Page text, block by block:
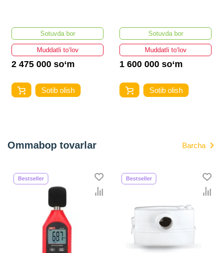
Sotuvda bor
Muddatli to‘lov
2 475 000 so‘m
Sotib olish
Sotuvda bor
Muddatli to‘lov
1 600 000 so‘m
Sotib olish
Ommabop tovarlar Barcha
Bestseller Bestseller